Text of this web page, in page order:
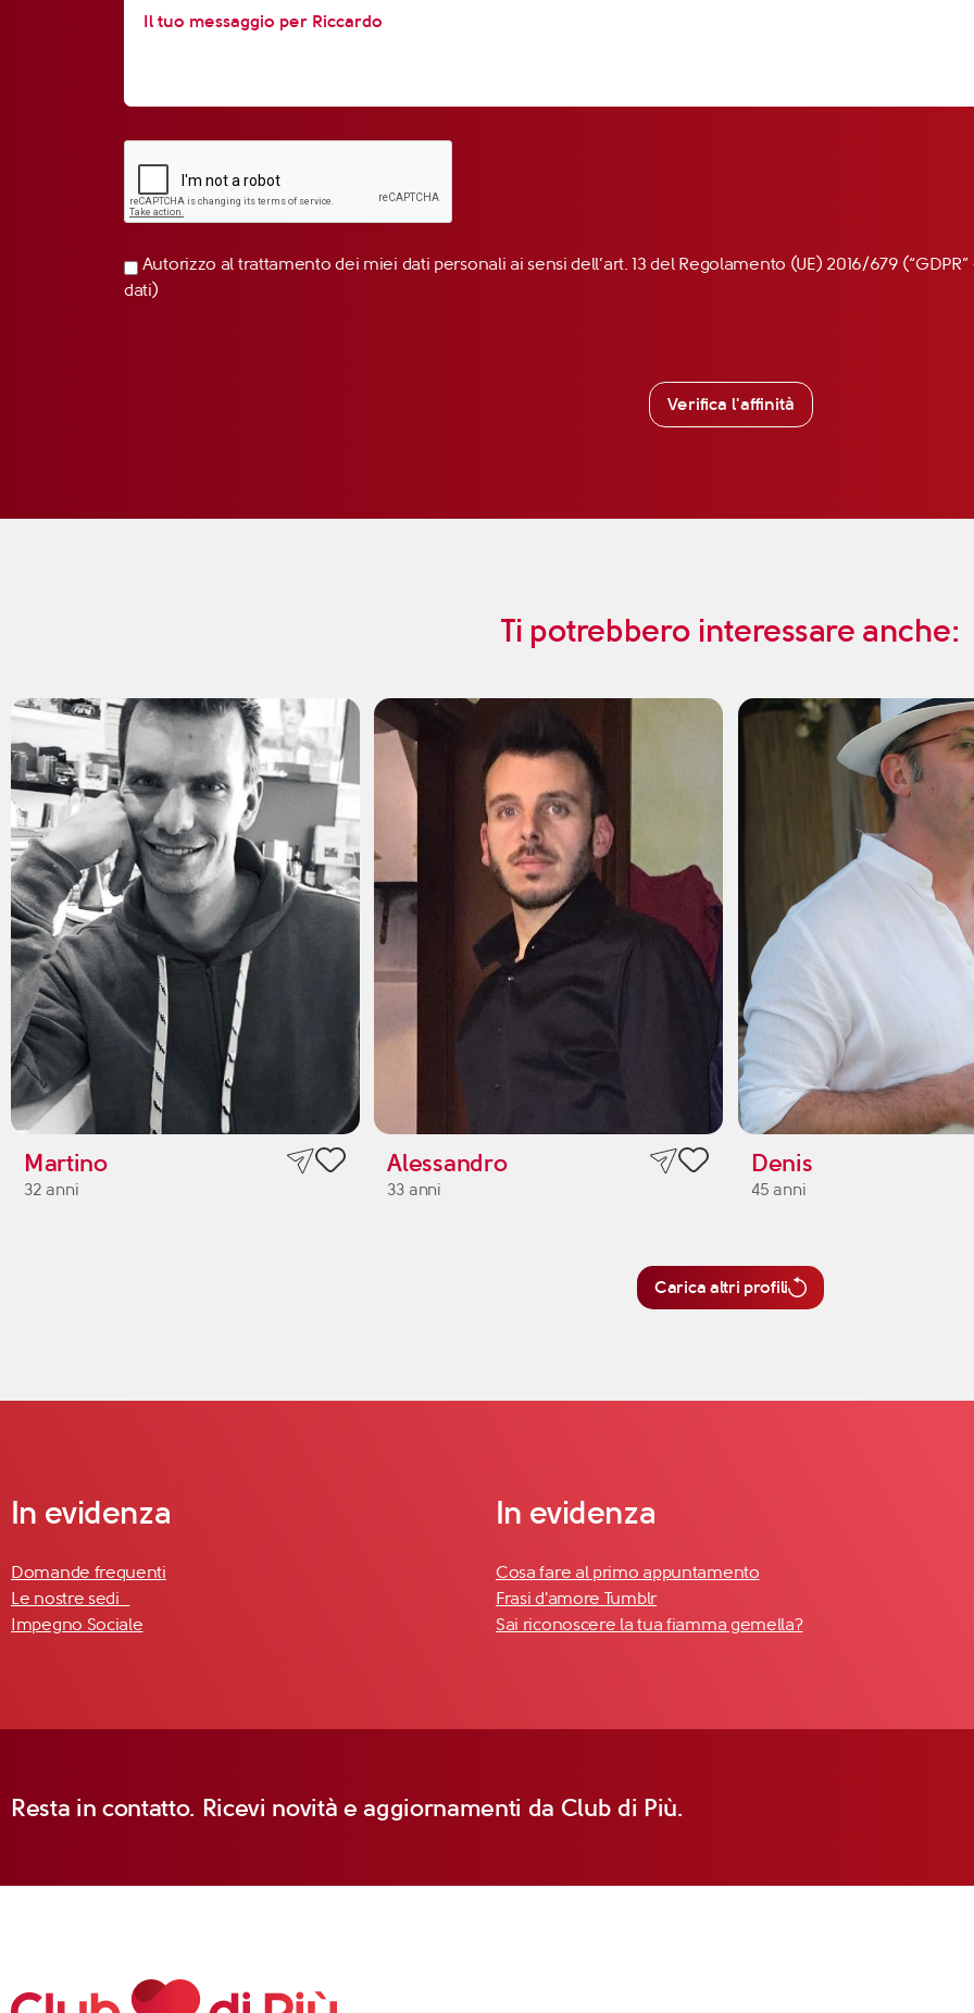
Autorizzo al trattamento dei miei dati personali ai sensi dell’art. 13 del Regolamento (UE) 2016/679
dati)
Verifica l'affinità
Ti potrebbero interessare anche:
Martino
32 anni
Alessandro
33 anni
Denis
45 anni
Carica altri profili
In evidenza
Domande frequenti
Le nostre sedi
Impegno Sociale
In evidenza
Cosa fare al primo appuntamento
Frasi d'amore Tumblr
Sai riconoscere la tua fiamma gemella?
Resta in contatto. Ricevi novità e aggiornamenti da Club di Più.